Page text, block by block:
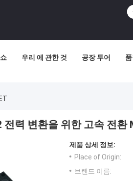
우리 에 관한 것 공장 투어
력 변환을 위한 고속 전환
제품 상세 정보:
Place of Origin:
브랜드 이름: